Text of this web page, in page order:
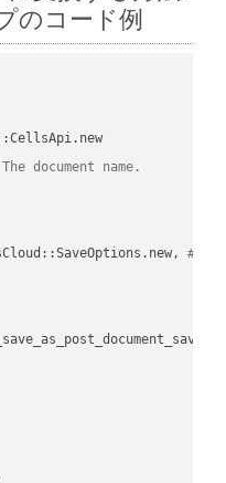
のコード例
document name.
#